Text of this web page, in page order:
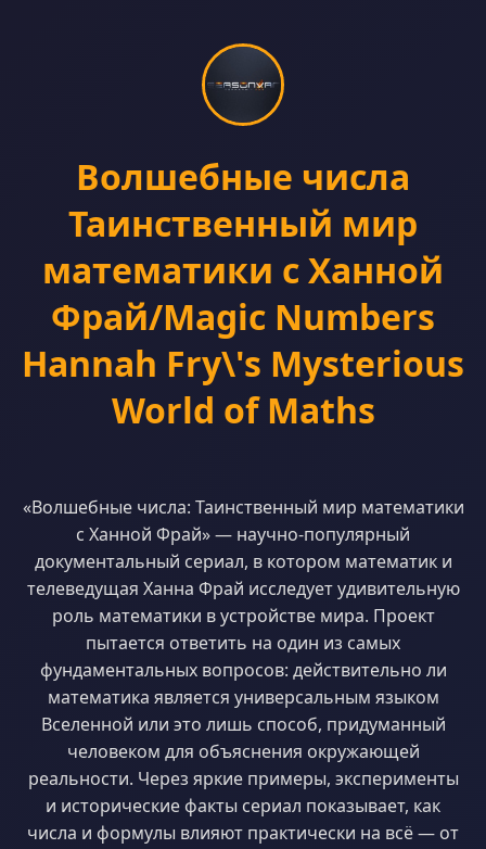
Волшебные числа
Таинственный мир
математики с Ханной
Фрай/Magic Numbers
Hannah Fry\'s Mysterious
World of Maths
«Волшебные числа: Таинственный мир математики
с Ханной Фрай» — научно-популярный
документальный сериал, в котором математик и
телеведущая Ханна Фрай исследует удивительную
роль математики в устройстве мира. Проект
пытается ответить на один из самых
фундаментальных вопросов: действительно ли
математика является универсальным языком
Вселенной или это лишь способ, придуманный
человеком для объяснения окружающей
реальности. Через яркие примеры, эксперименты
и исторические факты сериал показывает, как
числа и формулы влияют практически на всё — от